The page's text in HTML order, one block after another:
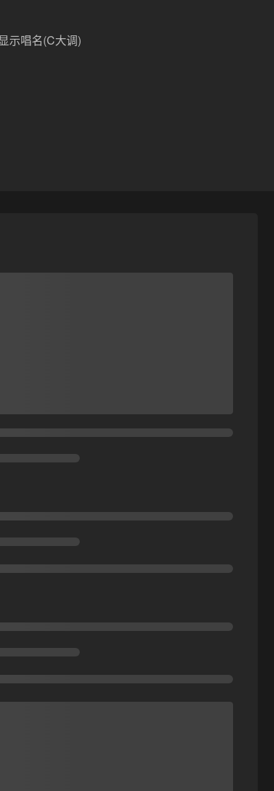
显示唱名(C大调)